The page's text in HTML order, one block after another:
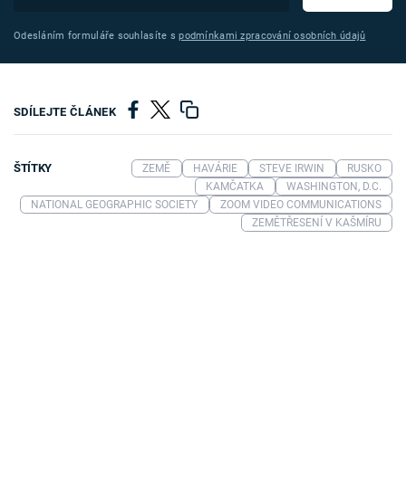
Odesláním formuláře souhlasíte spodmínkami zpracování osobních údajů
SDÍLEJTE ČLÁNEK
ŠTÍTKY ZEMĚ HAVÁRIE STEVE IRWIN
RUSKO
KAMČATKA
WASHINGTON, D.C.
NATIONAL GEOGRAPHIC SOCIETY
ZOOM VIDEO COMMUNICATIONS
ZEMĚTŘESENÍ V KAŠMÍRU